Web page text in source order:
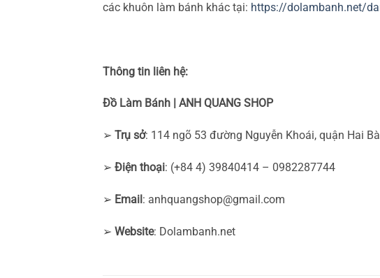
các khuôn làm bánh khác tại: https://dolambanh.net/
Thông tin liên hệ:
Đồ Làm Bánh | ANH QUANG SHOP
➢ Trụ sở: 114 ngõ 53 đường Nguyễn Khoái, quận Hai
➢ Điện thoại: (+84 4) 39840414 – 0982287744
➢ Email: anhquangshop@gmail.com
➢ Website: Dolambanh.net